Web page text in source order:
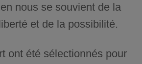
nous se souvient de la
et de la possibilité.
ont été sélectionnés pour